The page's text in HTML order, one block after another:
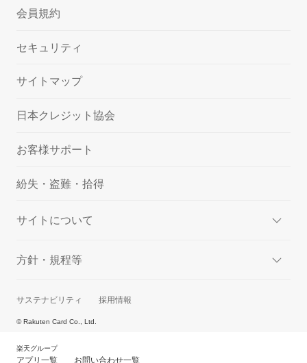
会員規約
セキュリティ
サイトマップ
日本クレジット協会
お客様サポート
紛失・盗難・拾得
サイトについて
方針・規程等
サステナビリティ 採用情報
© Rakuten Card Co., Ltd.
楽天グループ
アプリ一覧 お問い合わせ一覧